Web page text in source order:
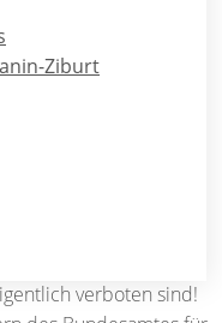
Ziburt
verzögerter
Chromate (in grünen
der Tätowierung
und Kaminrot in
die Lichtsensibilität
Verbrennungen
wurden sogar
oder Azo-Farbstoffe)
verboten sind!